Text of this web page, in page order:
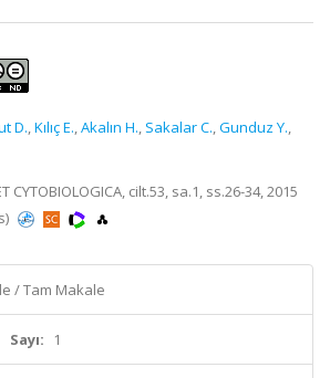
D.,Kılıç E.,Akalın H., Sakalar C.,Gunduz Y.,
CYTOBIOLOGICA, cilt.53, sa.1, ss.26-34, 2015
/ Tam Makale
Sayı: 1